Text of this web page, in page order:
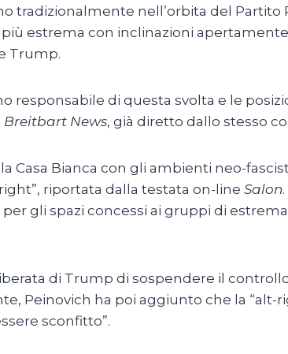
tradizionalmente nell’orbita del
più estrema con inclinazioni
Trump.
responsabile di questa svolta e le
Breitbart News, già diretto dallo stesso
Casa Bianca con gli ambienti neo-
riportata dalla testata on-line Salon
gli spazi concessi ai gruppi di
di Trump di sospendere il
Peinovich ha poi aggiunto che la
sconfitto”.